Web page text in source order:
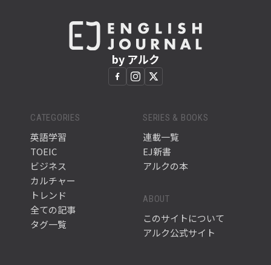
by アルク
CATEGORIES
英語学習
TOEIC
ビジネス
カルチャー
トレンド
全ての記事
タグ一覧
SERIES & BOOKS
連載一覧
EJ新書
アルクの本
ABOUT
このサイトについて
アルク公式サイト